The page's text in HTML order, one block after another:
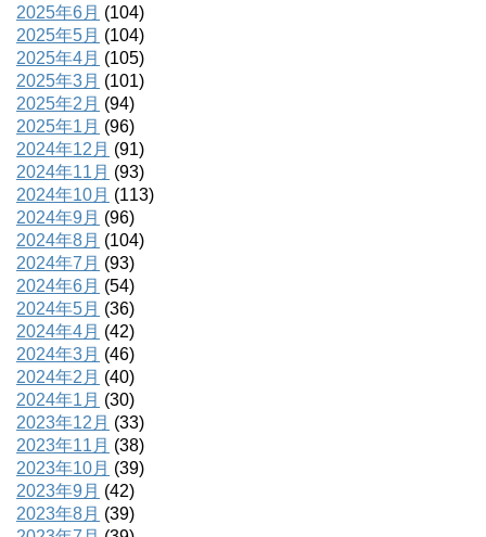
2025年6月 (104)
2025年5月 (104)
2025年4月 (105)
2025年3月 (101)
2025年2月 (94)
2025年1月 (96)
2024年12月 (91)
2024年11月 (93)
2024年10月 (113)
2024年9月 (96)
2024年8月 (104)
2024年7月 (93)
2024年6月 (54)
2024年5月 (36)
2024年4月 (42)
2024年3月 (46)
2024年2月 (40)
2024年1月 (30)
2023年12月 (33)
2023年11月 (38)
2023年10月 (39)
2023年9月 (42)
2023年8月 (39)